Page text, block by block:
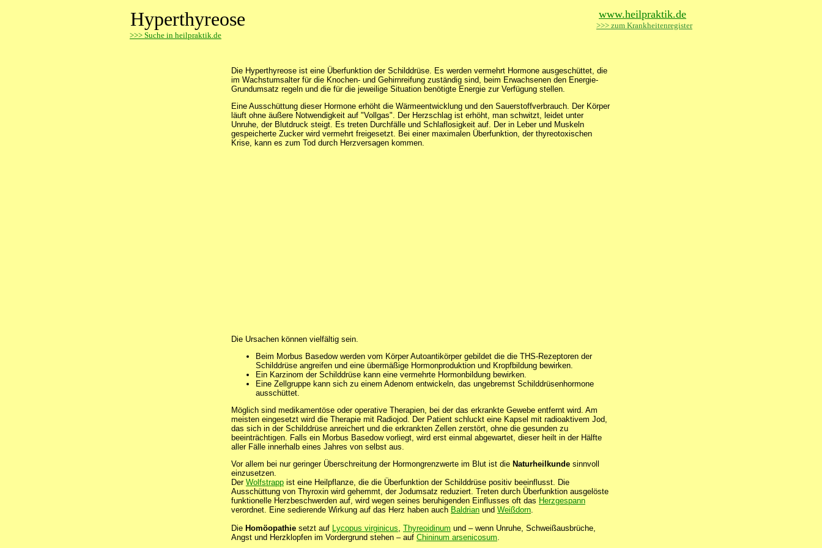
Hyperthyreose
>>> Suche in heilpraktik.de
www.heilpraktik.de
>>> zum Krankheitenregister
Die Hyperthyreose ist eine Überfunktion der Schilddrüse. Es werden vermehrt Hormone ausgeschüttet, die
im Wachstumsalter für die Knochen- und Gehirnreifung zuständig sind, beim Erwachsenen den Energie-
Grundumsatz regeln und die für die jeweilige Situation benötigte Energie zur Verfügung stellen.
Eine Ausschüttung dieser Hormone erhöht die Wärmeentwicklung und den Sauerstoffverbrauch. Der Körper
läuft ohne äußere Notwendigkeit auf "Vollgas". Der Herzschlag ist erhöht, man schwitzt, leidet unter
Unruhe, der Blutdruck steigt. Es treten Durchfälle und Schlaflosigkeit auf. Der in Leber und Muskeln
gespeicherte Zucker wird vermehrt freigesetzt. Bei einer maximalen Überfunktion, der thyreotoxischen
Krise, kann es zum Tod durch Herzversagen kommen.
Die Ursachen können vielfältig sein.
Beim Morbus Basedow werden vom Körper Autoantikörper gebildet die die THS-Rezeptoren der
Schilddrüse angreifen und eine übermäßige Hormonproduktion und Kropfbildung bewirken.
Ein Karzinom der Schilddrüse kann eine vermehrte Hormonbildung bewirken.
Eine Zellgruppe kann sich zu einem Adenom entwickeln, das ungebremst Schilddrüsenhormone
ausschüttet.
Möglich sind medikamentöse oder operative Therapien, bei der das erkrankte Gewebe entfernt wird. Am
meisten eingesetzt wird die Therapie mit Radiojod. Der Patient schluckt eine Kapsel mit radioaktivem Jod,
das sich in der Schilddrüse anreichert und die erkrankten Zellen zerstört, ohne die gesunden zu
beeinträchtigen. Falls ein Morbus Basedow vorliegt, wird erst einmal abgewartet, dieser heilt in der Hälfte
aller Fälle innerhalb eines Jahres von selbst aus.
Vor allem bei nur geringer Überschreitung der Hormongrenzwerte im Blut ist die Naturheilkunde sinnvoll
einzusetzen.
Der Wolfstrapp ist eine Heilpflanze, die die Überfunktion der Schilddrüse positiv beeinflusst. Die
Ausschüttung von Thyroxin wird gehemmt, der Jodumsatz reduziert. Treten durch Überfunktion ausgelöste
funktionelle Herzbeschwerden auf, wird wegen seines beruhigenden Einflusses oft das Herzgespann
verordnet. Eine sedierende Wirkung auf das Herz haben auch Baldrian und Weißdorn.
Die Homöopathie setzt auf Lycopus virginicus, Thyreoidinum und – wenn Unruhe, Schweißausbrüche,
Angst und Herzklopfen im Vordergrund stehen – auf Chininum arsenicosum.